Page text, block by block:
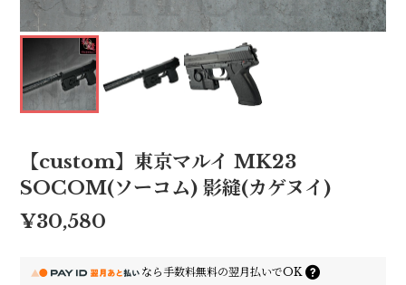
【custom】東京マルイ MK23
SOCOM(ソーコム) 影縫(カゲヌイ)
¥30,580
なら手数料無料の翌月払いでOK